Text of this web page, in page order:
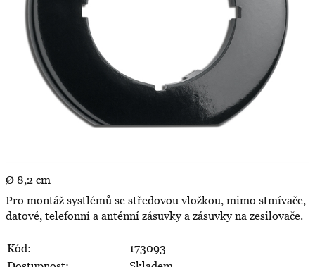
Ø 8,2 cm
Pro montáž systlémů se středovou vložkou, mimo stmívače,
datové, telefonní a anténní zásuvky a zásuvky na zesilovače.
Kód:
173093